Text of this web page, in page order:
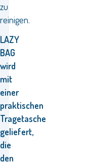
zu
reinigen.
LAZY
BAG
wird
mit
einer
praktischen
Tragetasche
geliefert,
die
den